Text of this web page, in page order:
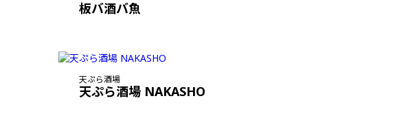
板バ酒バ魚
天ぷら酒場
天ぷら酒場 NAKASHO